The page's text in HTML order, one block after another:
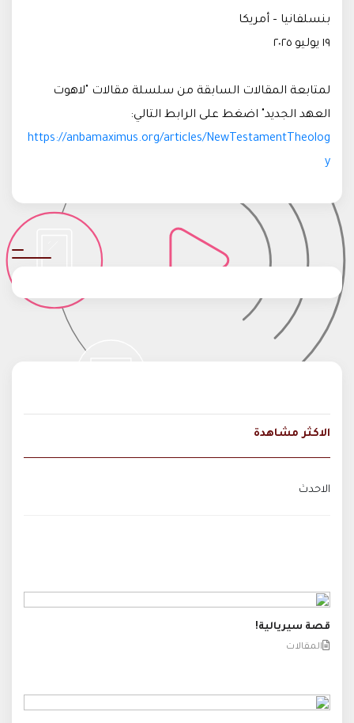
بنسلفانيا – أمريكا
١٩ يوليو ٢٠٢٥
لمتابعة المقالات السابقة من سلسلة مقالات "لاهوت
العهد الجديد" اضغط على الرابط التالي:
https://anbamaximus.org/articles/NewTestamentTheolog
y
الاكثر مشاهدة
الاحدث
قصة سيريالية!
المقالات